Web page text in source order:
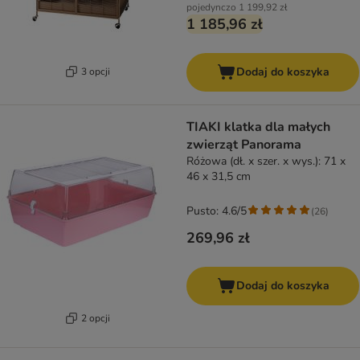
3 opcji
pojedynczo 1 199,92 zł
1 185,96 zł
Dodaj do koszyka
2 opcji
TIAKI klatka dla małych
zwierząt Panorama
Różowa (dł. x szer. x wys.): 71 x
46 x 31,5 cm
269,96 zł
Pusto: 4.6/5 (26)
Dodaj do koszyka